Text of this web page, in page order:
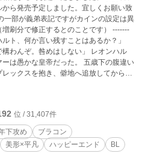
から発売予定しました。宜しくお願い致
一部が義弟表記ですがカインの設定は異
刷分で修正するとのことです） -------
ルト、何か言い残すことはあるか？」
構わんぞ。咎めはしない」 レオンハル
ーは愚かな皇帝だった。 五歳下の腹違い
ックスを抱き、僻地へ追放してから本
た。 自分に甘い言葉を囁く人間だけ重
は「黒髪の獅子」と呼ばれるようにな
剣によって命を落としたレオンハルト
た時少年の姿に戻っていた。 それはカ
トの仕業だった。彼はレオンハルトに
ベタに可愛がって死ぬまで仲良く暮らさ
位 / 31,407件
下攻め
ブラコン
美形×平凡 ハッピーエンド
BL